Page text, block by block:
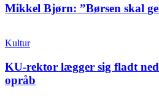
Mikkel Bjørn: ”Børsen skal
Kultur
KU-rektor lægger sig fladt
opråb